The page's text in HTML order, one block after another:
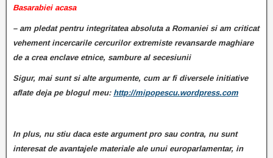
Basarabiei acasa
– am pledat pentru integritatea absoluta a Romaniei si am criticat
vehement incercarile cercurilor extremiste revansarde maghiare
de a crea enclave etnice, sambure al secesiunii
Sigur, mai sunt si alte argumente, cum ar fi diversele initiative
aflate deja pe blogul meu: http://mipopescu.wordpress.com
In plus, nu stiu daca este argument pro sau contra, nu sunt
interesat de avantajele materiale ale unui europarlamentar, in